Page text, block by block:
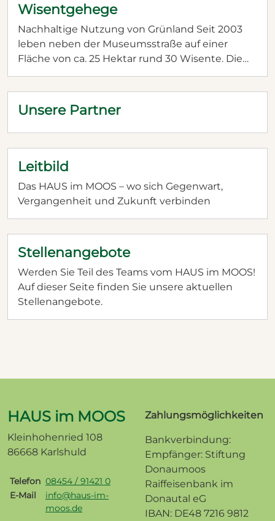
Wisentgehege
Nachhaltige Nutzung von Grünland Seit 2003
leben neben der Museumsstraße auf einer
Fläche von ca. 25 Hektar rund 30 Wisente. Die
Ansiedlung dieser Rinderart ist Teil des vom
"Donaumoos-Entwicklungskonzept 2000–
2030". Darin wird angestrebt, den
Grünlandanteil des Donaumoos bis 2030 auf
über 50 Prozent zu erhöhen. Ob dieses Grünland
als Weidefläche nutzbar gemacht werden kann,
Unsere Partner
Leitbild
Das HAUS im MOOS – wo sich Gegenwart,
Vergangenheit und Zukunft verbinden
Stellenangebote
Werden Sie Teil des Teams vom HAUS im MOOS!
Auf dieser Seite finden Sie unsere aktuellen
Stellenangebote.
HAUS im MOOS
Kleinhohenried 108
86668 Karlshuld
Telefon 08454 / 91421 0
E-Mail
info@haus-im-
moos.de
Zahlungsmöglichkeiten
Bankverbindung:
Empfänger: Stiftung
Donaumoos
Raiffeisenbank im
Donautal eG
IBAN: DE48 7216 9812